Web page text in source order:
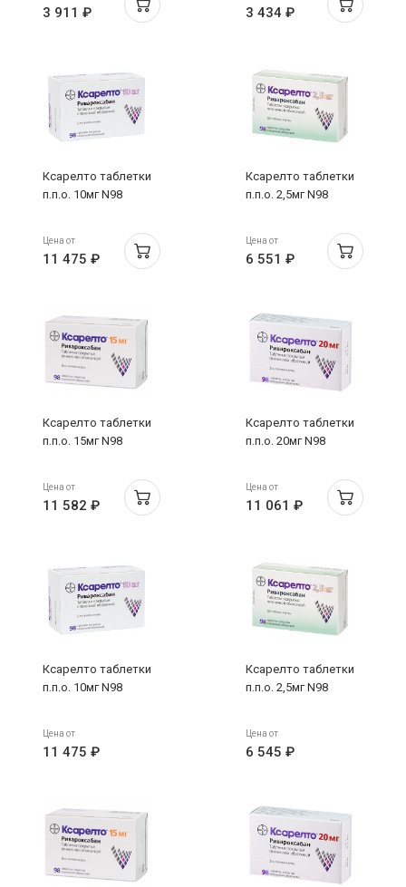
3 911 ₽ 3 434 ₽
Ксарелто таблетки
п.п.о. 10мг N98
Цена от
11 475 ₽
Ксарелто таблетки
п.п.о. 2,5мг N98
Цена от
6 551 ₽
Ксарелто таблетки
п.п.о. 15мг N98
Цена от
11 582 ₽
Ксарелто таблетки
п.п.о. 20мг N98
Цена от
11 061 ₽
Ксарелто таблетки
п.п.о. 10мг N98
Цена от
11 475 ₽
Ксарелто таблетки
п.п.о. 2,5мг N98
Цена от
6 545 ₽